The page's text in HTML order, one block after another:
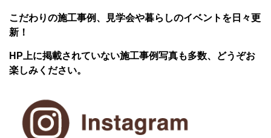
こだわりの施工事例、見学会や暮らしのイベントを日々更
新！
HP上に掲載されていない施工事例写真も多数、どうぞお
楽しみください。